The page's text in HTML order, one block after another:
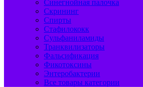
Синегнойная палочка
Скрининг
Спирты
Стафилококк
Сульфаниламиды
Транквилизаторы
Фальсификация
Фикотоксины
Энтеробактерии
Все товары категории